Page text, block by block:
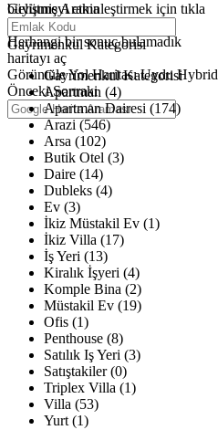
büyütmeyi etkinleştirmek için tıkla
Haritalar yükleniyor
Herhangi bir sonuç bulamadık
haritayı aç
GörüntüleYol Haritası Uydu Hybrid
Önceki Sonraki
Gelişmiş Arama
Gayrimenkul Kategorisi
Gayrimenkul Kategorisi
Apartman (4)
Apartman Dairesi (174)
Arazi (546)
Arsa (102)
Butik Otel (3)
Daire (14)
Dubleks (4)
Ev (3)
İkiz Müstakil Ev (1)
İkiz Villa (17)
İş Yeri (13)
Kiralık İşyeri (4)
Komple Bina (2)
Müstakil Ev (19)
Ofis (1)
Penthouse (8)
Satılık Iş Yeri (3)
Satıştakiler (0)
Triplex Villa (1)
Villa (53)
Yurt (1)